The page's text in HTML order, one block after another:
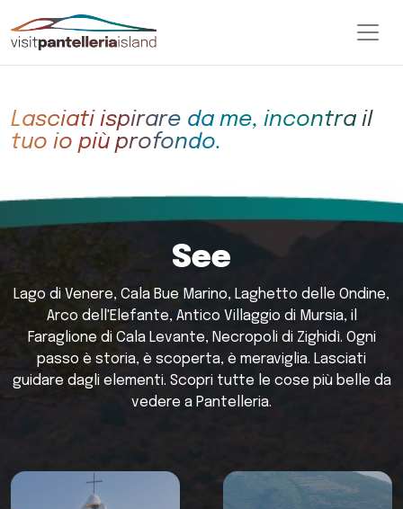
See&Do
Lasciati ispirare da me, incontra il
tuo io più profondo.
See
Lago di Venere, Cala Bue Marino, Laghetto delle Ondine,
Arco dell'Elefante, Antico Villaggio di Mursia, il
Faraglione di Cala Levante, Necropoli di Zighidì. Ogni
passo è storia, è scoperta, è meraviglia. Lasciati
guidare dagli elementi. Scopri tutte le cose più belle da
vedere a Pantelleria.